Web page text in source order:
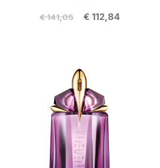
€ 112,84
€ 141,05